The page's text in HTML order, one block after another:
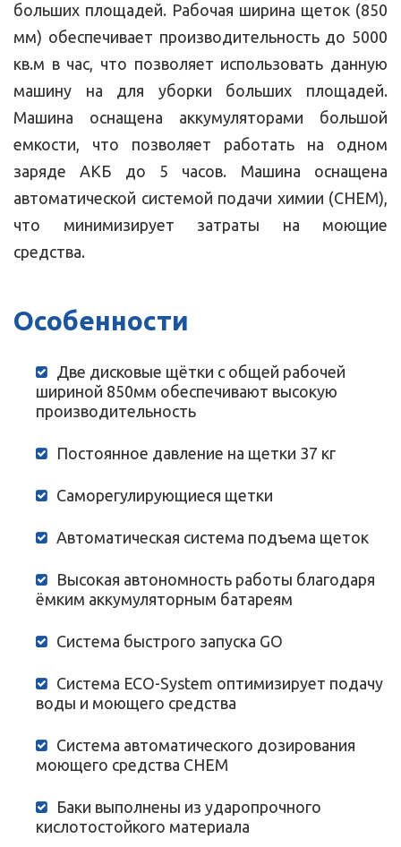
больших площадей. Рабочая ширина щеток (850
мм) обеспечивает производительность до 5000
кв.м в час, что позволяет использовать данную
машину на для уборки больших площадей.
Машина оснащена аккумуляторами большой
емкости, что позволяет работать на одном
заряде АКБ до 5 часов. Машина оснащена
автоматической системой подачи химии (CHEM),
что минимизирует затраты на моющие
средства.
Особенности
Две дисковые щётки с общей рабочей
шириной 850мм обеспечивают высокую
производительность
Постоянное давление на щетки 37 кг
Саморегулирующиеся щетки
Автоматическая система подъема щеток
Высокая автономность работы благодаря
ёмким аккумуляторным батареям
Система быстрого запуска GO
Система ECO-System оптимизирует подачу
воды и моющего средства
Система автоматического дозирования
моющего средства CHEM
Баки выполнены из ударопрочного
кислотостойкого материала